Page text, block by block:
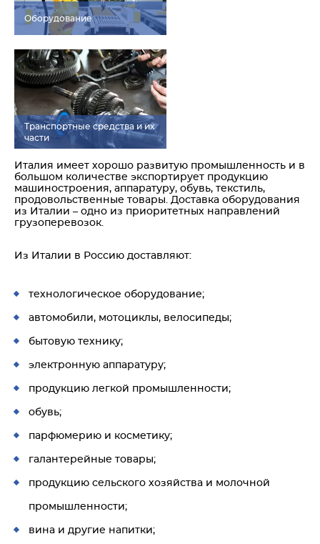
Оборудование
Транспортные средства и их
части
Италия имеет хорошо развитую промышленность и в
большом количестве экспортирует продукцию
машиностроения, аппаратуру, обувь, текстиль,
продовольственные товары. Доставка оборудования
из Италии – одно из приоритетных направлений
грузоперевозок.
Из Италии в Россию доставляют:
технологическое оборудование;
автомобили, мотоциклы, велосипеды;
бытовую технику;
электронную аппаратуру;
продукцию легкой промышленности;
обувь;
парфюмерию и косметику;
галантерейные товары;
продукцию сельского хозяйства и молочной
промышленности;
вина и другие напитки;